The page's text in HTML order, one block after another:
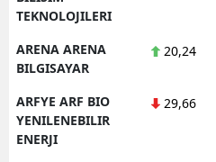
TEKNOLOJILERI
ARENA ARENA
BILGISAYAR
20,24
ARFYE ARF BIO
YENILENEBILIR
ENERJI
29,66